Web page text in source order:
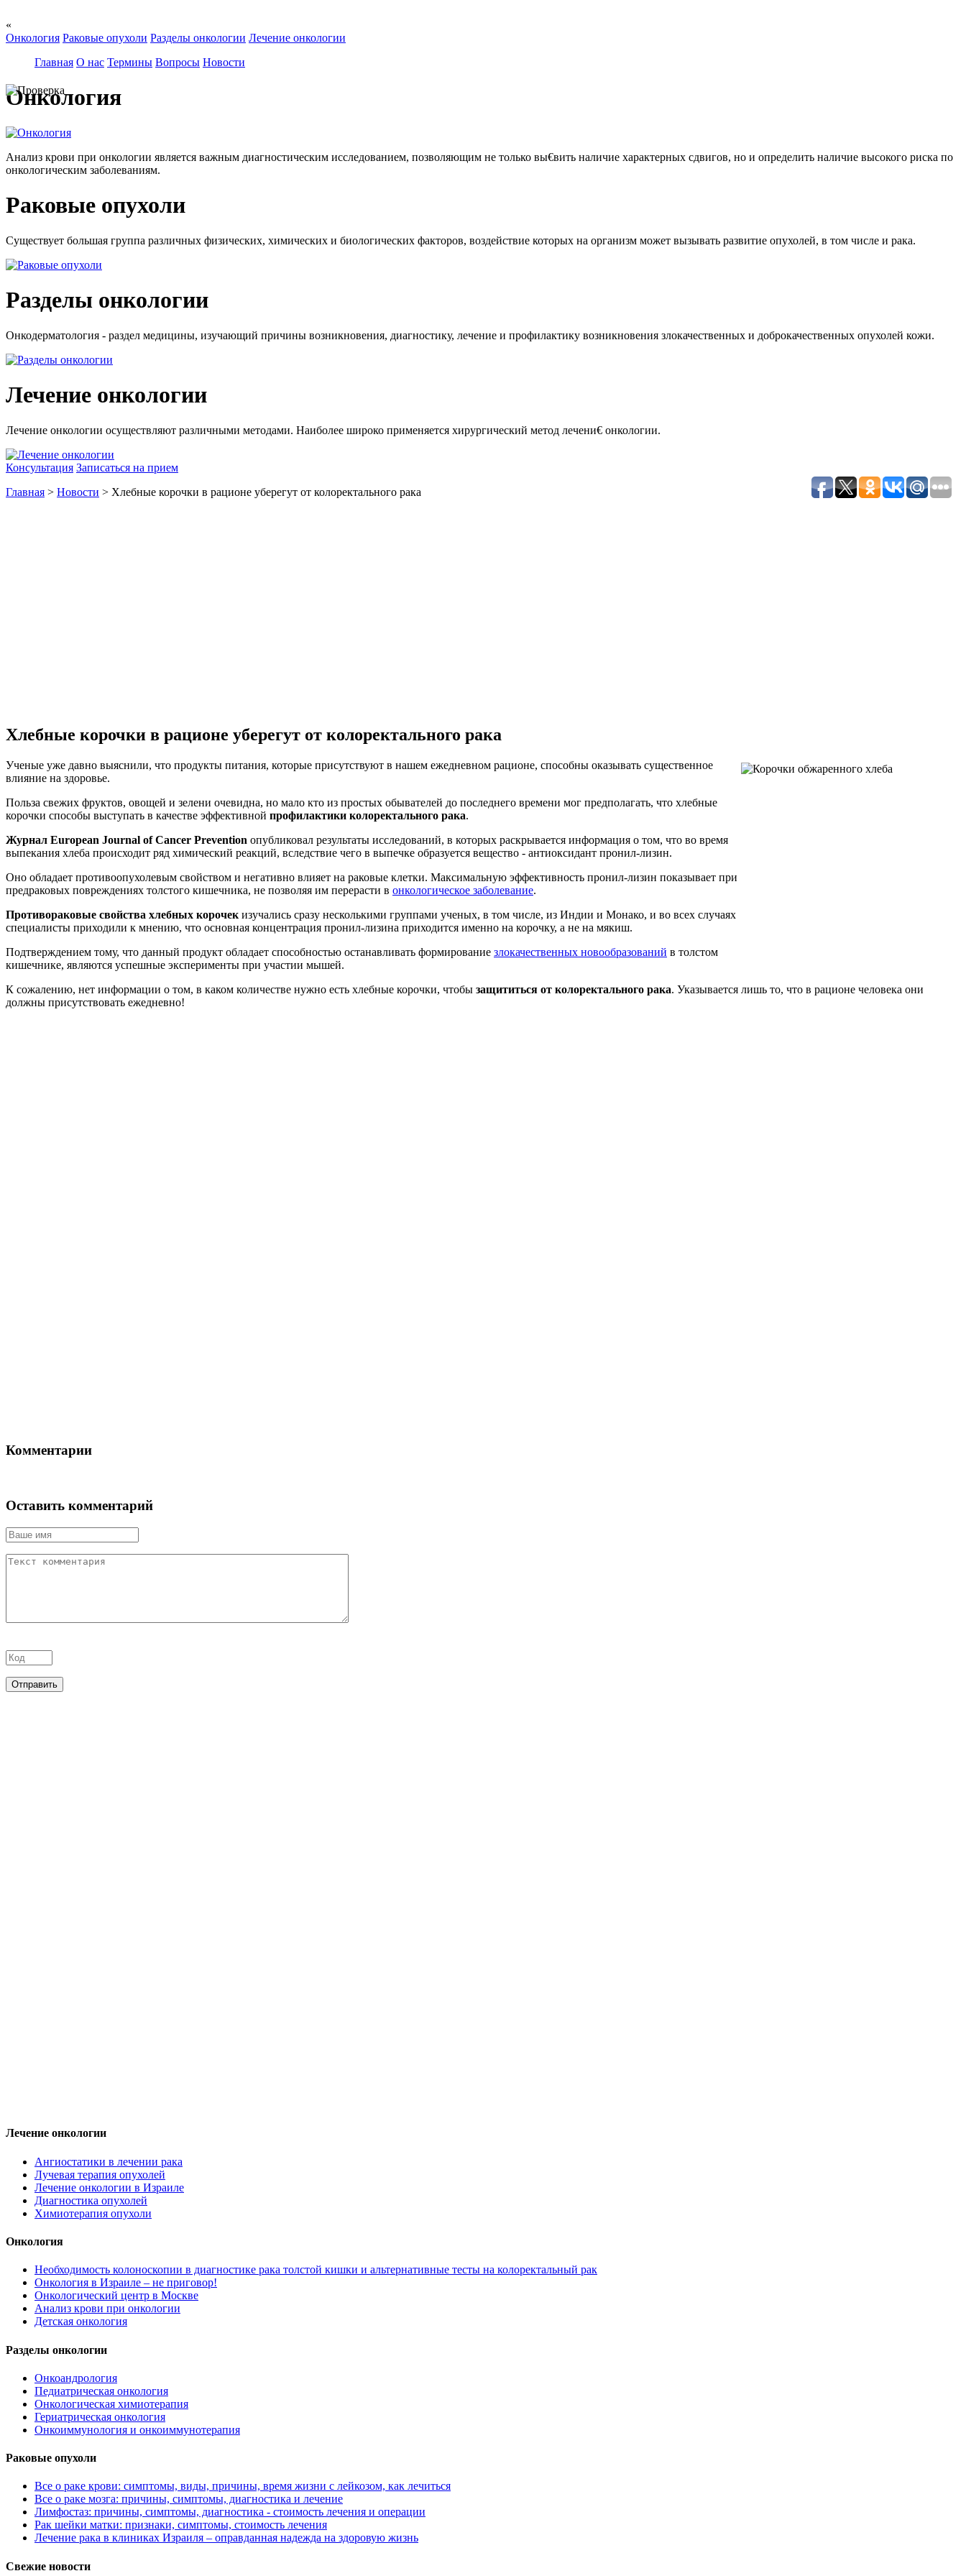
«
Онкология Раковые опухоли Разделы онкологии Лечение онкологии
Главная О нас Термины Вопросы Новости
Онкология
Анализ крови при онкологии является важным диагностическим исследованием, позволяющим не только вы€вить наличие характерных сдвигов, но и определить наличие высокого риска по
онкологическим заболеваниям.
Раковые опухоли
Существует большая группа различных физических, химических и биологических факторов, воздействие которых на организм может вызывать развитие опухолей, в том числе и рака.
Разделы онкологии
Онкодерматология - раздел медицины, изучающий причины возникновения, диагностику, лечение и профилактику возникновения злокачественных и доброкачественных опухолей кожи.
Лечение онкологии
Лечение онкологии осуществляют различными методами. Наиболее широко применяется хирургический метод лечени€ онкологии.
Консультация Записаться на прием
Главная > Новости > Хлебные корочки в рационе уберегут от колоректального рака
Хлебные корочки в рационе уберегут от колоректального рака
Ученые уже давно выяснили, что продукты питания, которые присутствуют в нашем ежедневном рационе, способны оказывать существенное
влияние на здоровье.
Польза свежих фруктов, овощей и зелени очевидна, но мало кто из простых обывателей до последнего времени мог предполагать, что хлебные
корочки способы выступать в качестве эффективной профилактики колоректального рака.
Журнал European Journal of Cancer Prevention опубликовал результаты исследований, в которых раскрывается информация о том, что во время
выпекания хлеба происходит ряд химический реакций, вследствие чего в выпечке образуется вещество - антиоксидант пронил-лизин.
Оно обладает противоопухолевым свойством и негативно влияет на раковые клетки. Максимальную эффективность пронил-лизин показывает при
предраковых повреждениях толстого кишечника, не позволяя им перерасти в онкологическое заболевание.
Противораковые свойства хлебных корочек изучались сразу несколькими группами ученых, в том числе, из Индии и Монако, и во всех случаях
специалисты приходили к мнению, что основная концентрация пронил-лизина приходится именно на корочку, а не на мякиш.
Подтверждением тому, что данный продукт обладает способностью останавливать формирование злокачественных новообразований в толстом
кишечнике, являются успешные эксперименты при участии мышей.
К сожалению, нет информации о том, в каком количестве нужно есть хлебные корочки, чтобы защититься от колоректального рака. Указывается лишь то, что в рационе человека они
должны присутствовать ежедневно!
Комментарии
Оставить комментарий
Лечение онкологии
Ангиостатики в лечении рака
Лучевая терапия опухолей
Лечение онкологии в Израиле
Диагностика опухолей
Химиотерапия опухоли
Онкология
Необходимость колоноскопии в диагностике рака толстой кишки и альтернативные тесты на колоректальный рак
Онкология в Израиле – не приговор!
Онкологический центр в Москве
Анализ крови при онкологии
Детская онкология
Разделы онкологии
Онкоандрология
Педиатрическая онкология
Онкологическая химиотерапия
Гериатрическая онкология
Онкоиммунология и онкоиммунотерапия
Раковые опухоли
Все о раке крови: симптомы, виды, причины, время жизни с лейкозом, как лечиться
Все о раке мозга: причины, симптомы, диагностика и лечение
Лимфостаз: причины, симптомы, диагностика - стоимость лечения и операции
Рак шейки матки: признаки, симптомы, стоимость лечения
Лечение рака в клиниках Израиля – оправданная надежда на здоровую жизнь
Свежие новости